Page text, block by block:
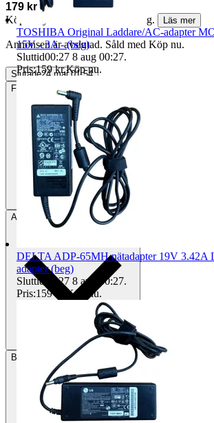
179 kr
Köparskydd är valfritt hos företag.
Läs mer
Annonsen är avslutad. Såld med Köp nu.
Slutade24 maj 01:54
Frakt
59 kr PostNord Ombud
Avhämtning Strängnäs, Sverige
Betalning Via Tradera
TOSHIBA Original Laddare/AC-adapter
15V - 3A - (beg)
Sluttid00:27 8 aug 00:27.
Pris:159 kr,Köp nu.
DELTA ADP-65MH nätadapter 19V 3.42A
adapter (beg)
Sluttid
00:27 8 aug 00:27.
Pris:159 kr Köp nu.